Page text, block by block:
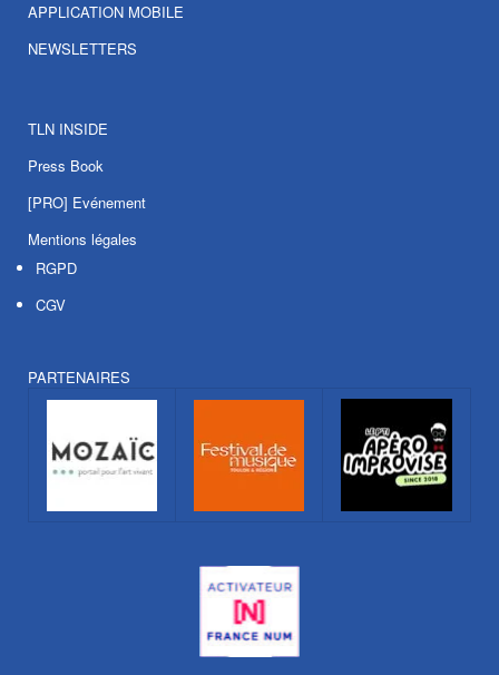
APPLICATION MOBILE
NEWSLETTERS
TLN INSIDE
Press Book
[PRO] Evénement
Mentions légales
RGPD
CGV
PARTENAIRES